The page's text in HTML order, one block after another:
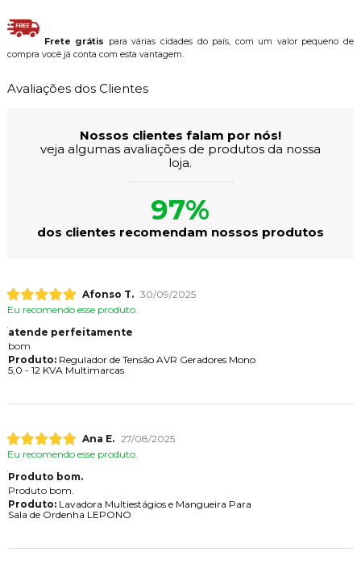
Frete grátis para várias cidades do país, com um valor pequeno de
compra você já conta com esta vantagem.
Avaliações dos Clientes
Nossos clientes falam por nós!
veja algumas avaliações de produtos da nossa
loja.
97%
dos clientes recomendam nossos produtos
Afonso T. 30/09/2025
Eu recomendo esse produto.
atende perfeitamente
bom
Produto:Regulador de Tensão AVR Geradores Mono
5,0 - 12 KVA Multimarcas
Ana E. 27/08/2025
Eu recomendo esse produto.
Produto bom.
Produto bom.
Produto:Lavadora Multiestágios e Mangueira Para
Sala de Ordenha LEPONO